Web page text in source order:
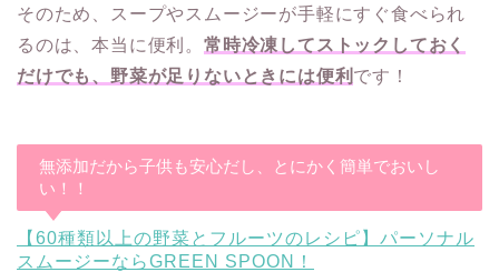
そのため、スープやスムージーが手軽にすぐ食べられ
るのは、本当に便利。 常時冷凍してストックしておく
だけでも、野菜が足りないときには便利 です！
無添加だから子供も安心だし、とにかく簡単でおいし
い！！
【60種類以上の野菜とフルーツのレシピ】パーソナル
スムージーならGREEN SPOON！